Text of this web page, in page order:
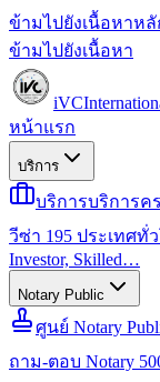
ข้ามไปยังเนื้อหาหลั
ข้ามไปยังเนื้อหา
iVC
หน้าแรก
บริการ
บริการบริการค
วีซ่า 195 ประเทศทั่
Investor, Skilled…
Notary Public
ศูนย์ Notary
ถาม-ตอบ Notary